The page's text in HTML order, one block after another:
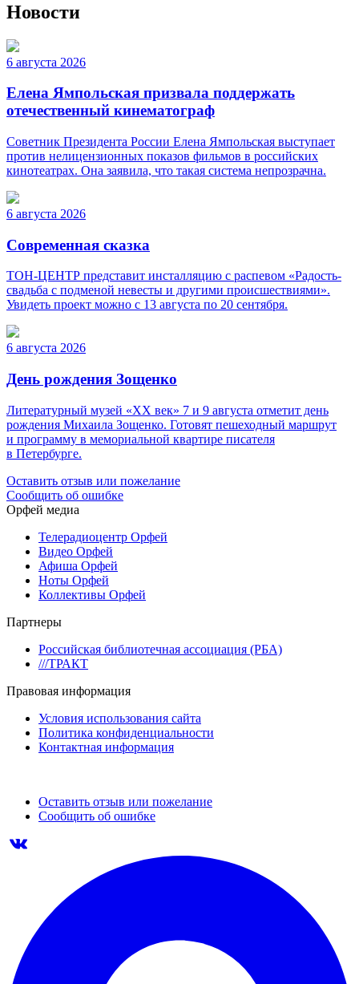
Новости
6 августа 2026
Елена Ямпольская призвала поддержать
отечественный кинематограф
Советник Президента России Елена Ямпольская выступает
против нелицензионных показов фильмов в российских
кинотеатрах. Она заявила, что такая система непрозрачна.
6 августа 2026
Современная сказка
ТОН-ЦЕНТР представит инсталляцию с распевом «Радость-
свадьба с подменой невесты и другими происшествиями».
Увидеть проект можно с 13 августа по 20 сентября.
6 августа 2026
День рождения Зощенко
Литературный музей «ХХ век» 7 и 9 августа отметит день
рождения Михаила Зощенко. Готовят пешеходный маршрут
и программу в мемориальной квартире писателя
в Петербурге.
Оставить отзыв или пожелание
Сообщить об ошибке
Орфей медиа
Телерадиоцентр Орфей
Видео Орфей
Афиша Орфей
Ноты Орфей
Коллективы Орфей
Партнеры
Российская библиотечная ассоциация (РБА)
///ТРАКТ
Правовая информация
Условия использования сайта
Политика конфиденциальности
Контактная информация
Оставить отзыв или пожелание
Сообщить об ошибке